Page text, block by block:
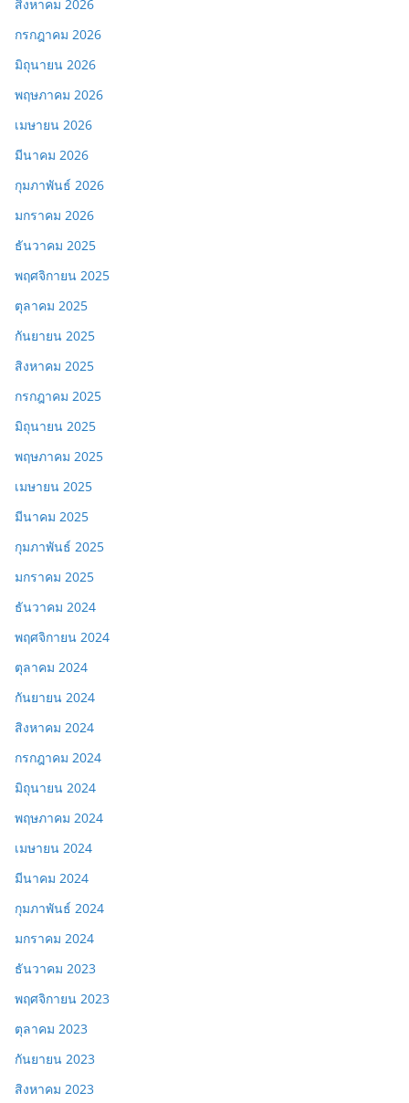
สิงหาคม 2026
กรกฎาคม 2026
มิถุนายน 2026
พฤษภาคม 2026
เมษายน 2026
มีนาคม 2026
กุมภาพันธ์ 2026
มกราคม 2026
ธันวาคม 2025
พฤศจิกายน 2025
ตุลาคม 2025
กันยายน 2025
สิงหาคม 2025
กรกฎาคม 2025
มิถุนายน 2025
พฤษภาคม 2025
เมษายน 2025
มีนาคม 2025
กุมภาพันธ์ 2025
มกราคม 2025
ธันวาคม 2024
พฤศจิกายน 2024
ตุลาคม 2024
กันยายน 2024
สิงหาคม 2024
กรกฎาคม 2024
มิถุนายน 2024
พฤษภาคม 2024
เมษายน 2024
มีนาคม 2024
กุมภาพันธ์ 2024
มกราคม 2024
ธันวาคม 2023
พฤศจิกายน 2023
ตุลาคม 2023
กันยายน 2023
สิงหาคม 2023